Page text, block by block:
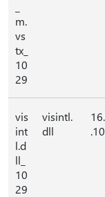
m.
vs
tx_
10
29
vis
int
l.d
ll_
10
29
visintl.
dll